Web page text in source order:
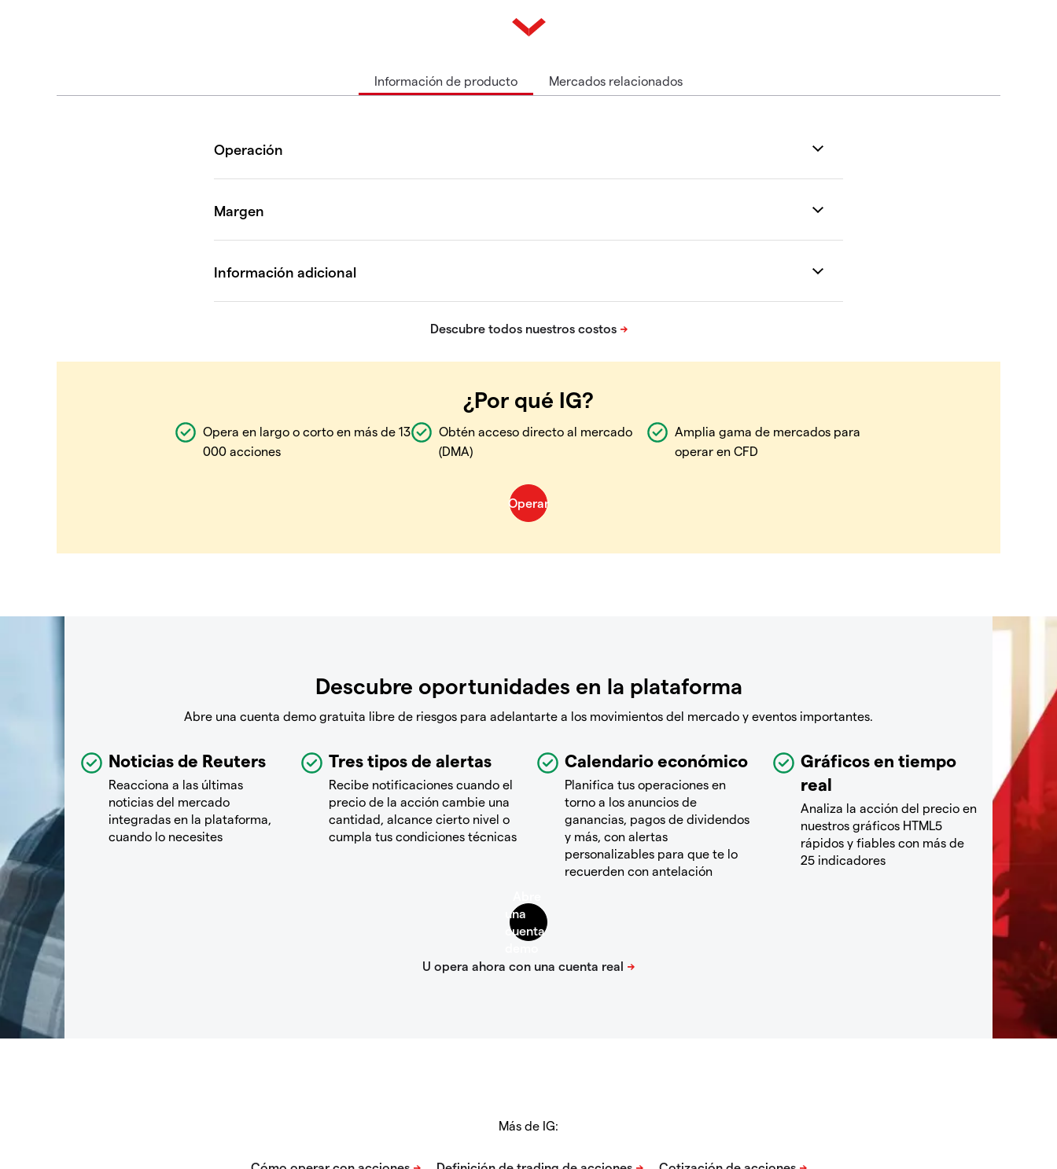
Información de producto Mercados relacionados
¿Por qué IG?
Opera en largo o corto en más de 13
000 acciones
Obtén acceso directo al mercado
(DMA)
Amplia gama de mercados para
operar en CFD
Descubre oportunidades en la plataforma
Abre una cuenta demo gratuita libre de riesgos para adelantarte a los movimientos del mercado y eventos importantes.
Noticias de Reuters
Reacciona a las últimas
noticias del mercado
integradas en la plataforma,
cuando lo necesites
Tres tipos de alertas
Recibe notificaciones cuando el
precio de la acción cambie una
cantidad, alcance cierto nivel o
cumpla tus condiciones técnicas
Calendario económico
Planifica tus operaciones en
torno a los anuncios de
ganancias, pagos de dividendos
y más, con alertas
personalizables para que te lo
recuerden con antelación
Gráficos en tiempo
real
Analiza la acción del precio en
nuestros gráficos HTML5
rápidos y fiables con más de
25 indicadores
Más de IG: